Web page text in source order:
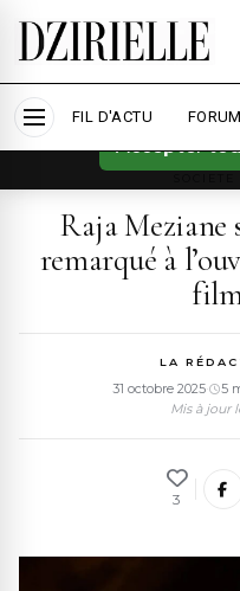
Nous utilisons
votre expérience
Accepter
FIL D'ACTU
Raja Meziane
remarqué à
LA
31 octobre 2025· 5
Mis à jour
3